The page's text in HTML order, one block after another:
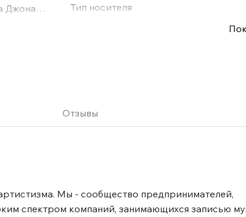
Джона
Тип носителя
Отзывы
Мы - сообщество предпринимателей,
спектром компаний, занимающихся записью